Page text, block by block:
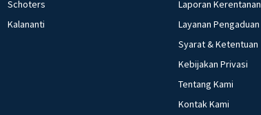
Schoters
Kalananti
Laporan Kerentanan
Layanan Pengaduan
Syarat & Ketentuan
Kebijakan Privasi
Tentang Kami
Kontak Kami